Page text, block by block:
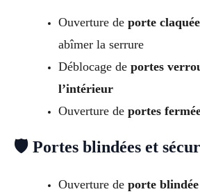
Ouverture de porte
abîmer la serrure
Déblocage de portes
l’intérieur
Ouverture de portes
🛡 Portes blindées et
Ouverture de porte